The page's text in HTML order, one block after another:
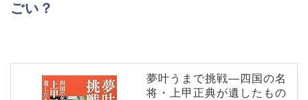
ごい？
夢叶うまで挑戦―四国の名
将・上甲正典が遺したもの